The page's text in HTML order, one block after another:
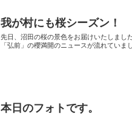
我が村にも桜シーズン！
先日、沼田の桜の景色をお届けいたしまし
「弘前」の櫻満開のニュースが流れてい
本日のフォトです。